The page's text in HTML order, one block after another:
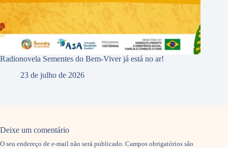
Radionovela Sementes do Bem-Viver já está no ar!
23 de julho de 2026
Deixe um comentário
O seu endereço de e-mail não será publicado. Campos obrigatórios são